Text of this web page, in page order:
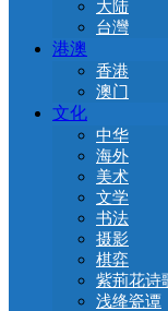
大陆
台灣
港澳
香港
澳门
文化
中华
海外
美术
文学
书法
摄影
棋弈
紫荊花诗
浅绛瓷谭